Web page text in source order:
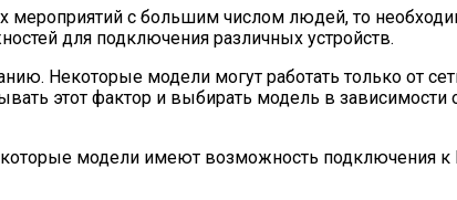
мероприятий с большим числом людей, то
для подключения различных устройств.
Некоторые модели могут работать только от
этот фактор и выбирать модель в зависимости
модели имеют возможность подключения к